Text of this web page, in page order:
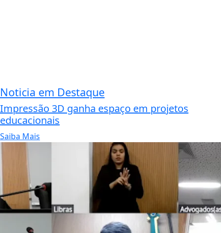
Noticia em Destaque
Impressão 3D ganha espaço em projetos
educacionais
Saiba Mais